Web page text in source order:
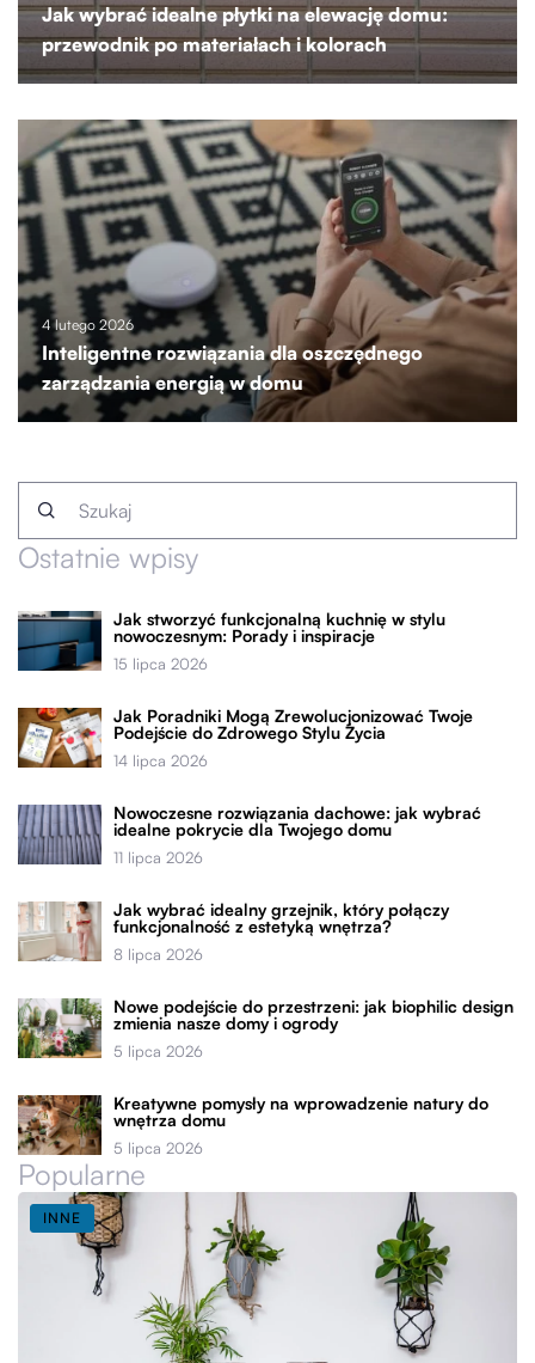
Jak wybrać idealne płytki na elewację domu:
przewodnik po materiałach i kolorach
4 lutego 2026
Inteligentne rozwiązania dla oszczędnego
zarządzania energią w domu
Ostatnie wpisy
Jak stworzyć funkcjonalną kuchnię w stylu
nowoczesnym: Porady i inspiracje
15 lipca 2026
Jak Poradniki Mogą Zrewolucjonizować Twoje
Podejście do Zdrowego Stylu Życia
14 lipca 2026
Nowoczesne rozwiązania dachowe: jak wybrać
idealne pokrycie dla Twojego domu
11 lipca 2026
Jak wybrać idealny grzejnik, który połączy
funkcjonalność z estetyką wnętrza?
8 lipca 2026
Nowe podejście do przestrzeni: jak biophilic design
zmienia nasze domy i ogrody
5 lipca 2026
Kreatywne pomysły na wprowadzenie natury do
wnętrza domu
5 lipca 2026
Popularne
INNE